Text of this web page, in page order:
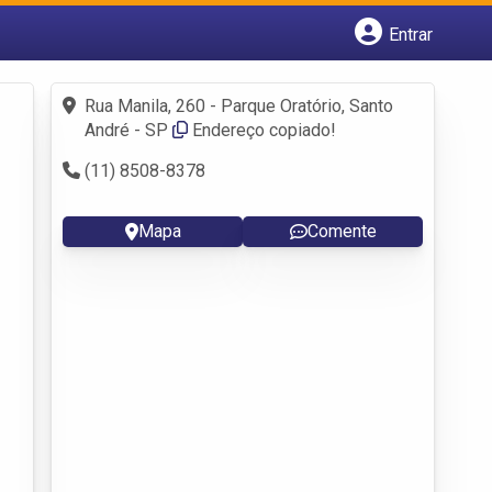
Entrar
Fazer login
Criar conta
Rua Manila, 260 - Parque Oratório, Santo
André - SP
Endereço copiado!
(11) 8508-8378
Mapa Comente